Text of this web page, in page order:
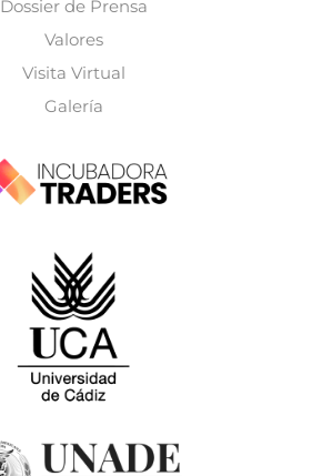
Dossier de Prensa
Valores
Visita Virtual
Galería